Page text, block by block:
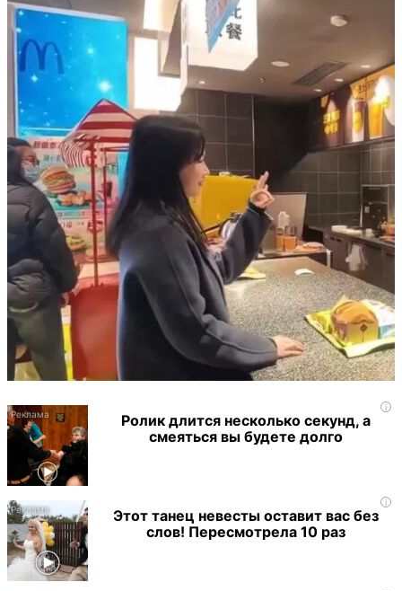
i
Ролик длится несколько секунд, а
смеяться вы будете долго
i
Этот танец невесты оставит вас без
слов! Пересмотрела 10 раз